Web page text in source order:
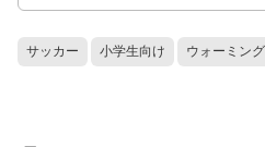
サッカー 小学生向け ウォーミン